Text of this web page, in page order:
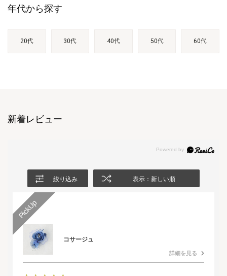
年代から探す
20代 30代 40代 50代 60代
新着レビュー
絞り込み 表示：新しい順
コサージュ
詳細を見る